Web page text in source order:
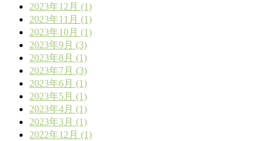
2023年12月 (1)
2023年11月 (1)
2023年10月 (1)
2023年9月 (3)
2023年8月 (1)
2023年7月 (3)
2023年6月 (1)
2023年5月 (1)
2023年4月 (1)
2023年3月 (1)
2022年12月 (1)